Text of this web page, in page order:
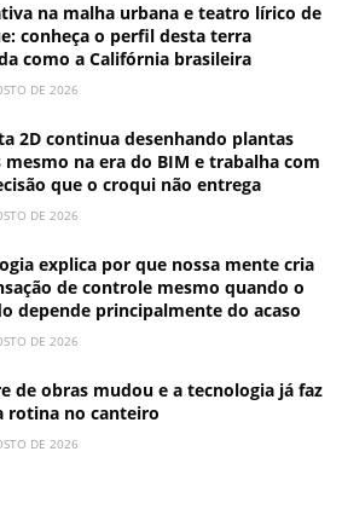
na malha urbana e teatro lírico de
conheça o perfil desta terra
como a Califórnia brasileira
DE 2026
2D continua desenhando plantas
mesmo na era do BIM e trabalha com
que o croqui não entrega
DE 2026
explica por que nossa mente cria
de controle mesmo quando o
depende principalmente do acaso
DE 2026
de obras mudou e a tecnologia já faz
rotina no canteiro
DE 2026